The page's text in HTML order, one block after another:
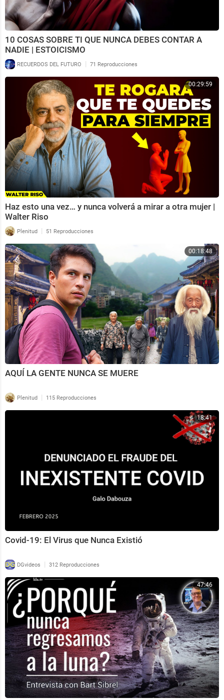
10 COSAS SOBRE TI QUE NUNCA DEBES CONTAR A
NADIE | ESTOICISMO
RECUERDOS DEL FUTURO | 71 Reproducciones
00:29:59
Haz esto una vez… y nunca volverá a mirar a otra mujer |
Walter Riso
Plenitud | 51 Reproducciones
00:18:48
AQUÍ LA GENTE NUNCA SE MUERE
Plenitud | 115 Reproducciones
18:41
Covid-19: El Virus que Nunca Existió
DGvideos | 312 Reproducciones
47:46